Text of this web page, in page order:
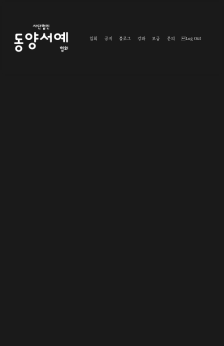
입회 공지 블로그 강좌 모금 문의 Log Out